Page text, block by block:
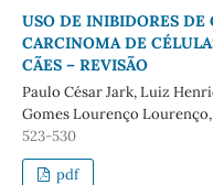
USO DE INIBIDORES DE
CARCINOMA DE
CÃES – REVISÃO
Paulo César Jark, Luiz
Gomes Lourenço
523-530
pdf